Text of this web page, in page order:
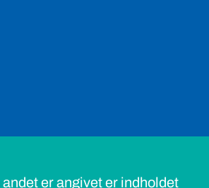
er angivet er indholdet